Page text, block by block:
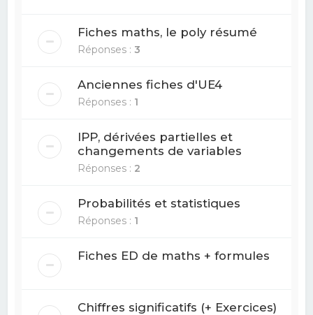
Fiches maths, le poly résumé
Réponses :3
Anciennes fiches d'UE4
Réponses : 1
IPP, dérivées partielles et
changements de variables
Réponses : 2
Probabilités et statistiques
Réponses : 1
Fiches ED de maths + formules
Chiffres significatifs (+ Exercices)